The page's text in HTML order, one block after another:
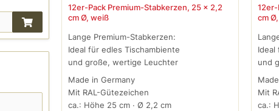
12er-Pack Premium-Stabkerzen, 25 x 2,2
cm Ø, weiß
Lange Premium-Stabkerzen:
Ideal für edles Tischambiente
und große, wertige Leuchter
Made in Germany
Mit RAL-Gütezeichen
ca.: Höhe 25 cm · Ø 2,2 cm
cm
Ideal
und
Mit
ca.: